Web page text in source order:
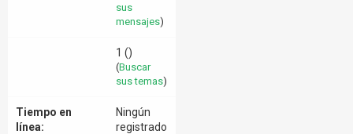
sus
mensajes)
1 ()
(Buscar
sus temas)
Tiempo en
línea:
Ningún
registrado